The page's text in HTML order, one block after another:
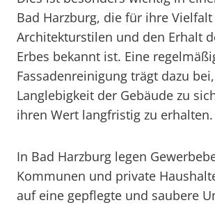
Bad Harzburg, die für ihre Vielfalt
Architekturstilen und den Erhalt
Erbes bekannt ist. Eine
Fassadenreinigung trägt dazu
Langlebigkeit der Gebäude zu
ihren Wert langfristig zu erhalten.
In Bad Harzburg legen
Kommunen und private
auf eine gepflegte und saubere